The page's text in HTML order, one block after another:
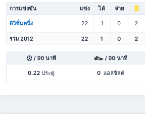
การแข่งขัน แข่ง ได้ จ่าย
ดิวิชั่นหนึ่ง 22 1 0 2
รวม 2012 22 1 0 2
/ 90 นาที / 90 นาที
0.22 ประตู 0 แอสซิสต์